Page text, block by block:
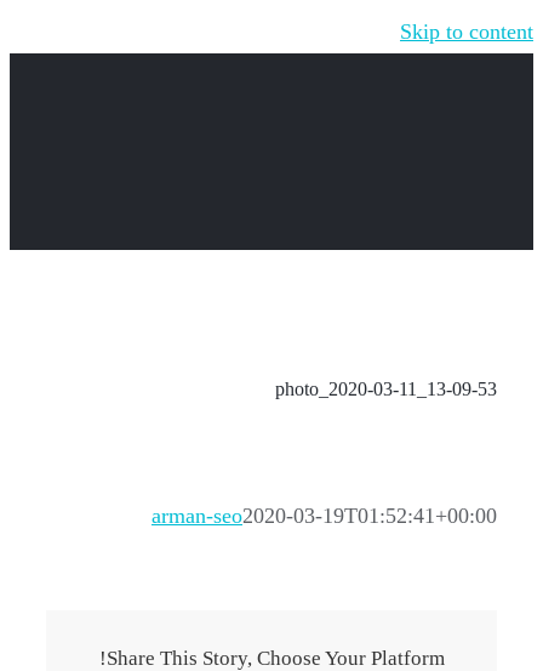
Skip to content
photo_2020-03-11_13-09-53
arman-seo2020-03-19T01:52:41+00:00
Share This Story, Choose Your Platform!